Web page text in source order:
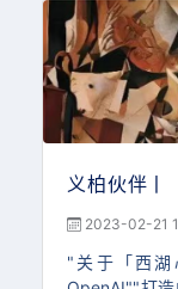
义柏伙伴丨
ChatGPT
2023-02-21
"关于「西